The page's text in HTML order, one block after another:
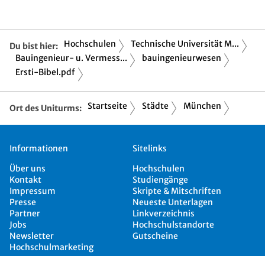
Du bist hier: Hochschulen
Technische Universität M...
Bauingenieur- u. Vermess...
bauingenieurwesen
Ersti-Bibel.pdf
Ort des Uniturms: Startseite Städte München
Informationen
Über uns
Kontakt
Impressum
Presse
Partner
Jobs
Newsletter
Hochschulmarketing
Sitelinks
Hochschulen
Studiengänge
Skripte & Mitschriften
Neueste Unterlagen
Linkverzeichnis
Hochschulstandorte
Gutscheine